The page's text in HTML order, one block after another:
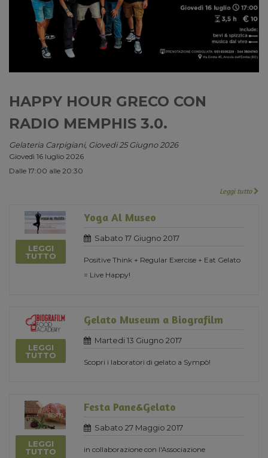
HAPPY HOUR GRECO CON
RADIO MEMPHIS 3.0.
Gelateria Carpigiani, Giovedi 25 Giugno 2026
Giovedì 16 luglio 2026
Dalle 17:00 alle 20:30
Leggi tutto
LEGGI
TUTTO
Yoga Al Museo
Sabato 17 Giugno 2017
Positive Think + Regular Exercise + Eat Gelato
= Live Happy!
LEGGI
TUTTO
Gelato Museum a Biografilm
Martedi 13 Giugno 2017
Scopri i laboratori di gelato a Sympò!
LEGGI
TUTTO
Festa Pane&Gelato
Sabato 27 Maggio 2017
in collaborazione con l'Associazione